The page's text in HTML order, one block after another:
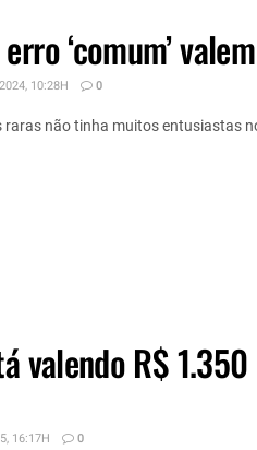
‘comum’
10:28H 0
raras não tinha muitos entusiastas
valendo R$
16:17H 0